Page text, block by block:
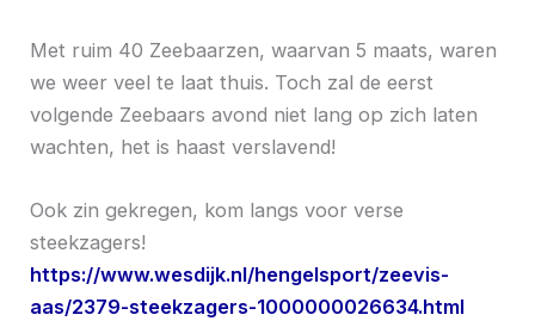
Met ruim 40 Zeebaarzen, waarvan 5 maats, waren
we weer veel te laat thuis. Toch zal de eerst
volgende Zeebaars avond niet lang op zich laten
wachten, het is haast verslavend!
Ook zin gekregen, kom langs voor verse
steekzagers!
https://www.wesdijk.nl/hengelsport/zeevis-
aas/2379-steekzagers-1000000026634.html